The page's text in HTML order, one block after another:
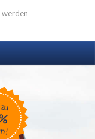
werden